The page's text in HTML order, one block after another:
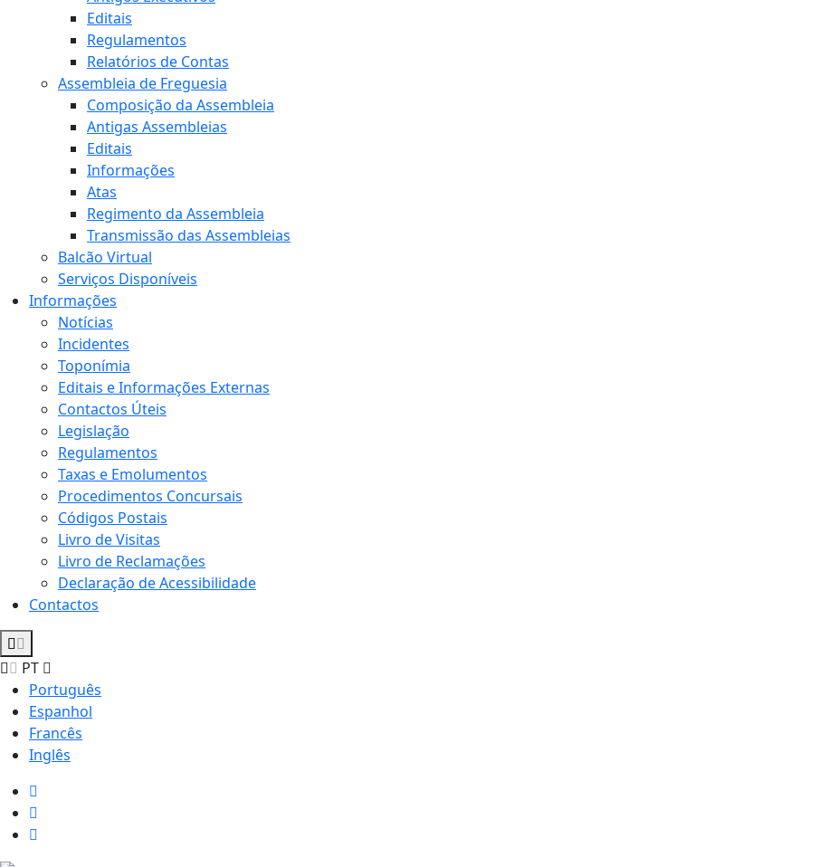
Editais
Regulamentos
Relatórios de Contas
Assembleia de Freguesia
Composição da Assembleia
Antigas Assembleias
Editais
Informações
Atas
Regimento da Assembleia
Transmissão das Assembleias
Balcão Virtual
Serviços Disponíveis
Informações
Notícias
Incidentes
Toponímia
Editais e Informações Externas
Contactos Úteis
Legislação
Regulamentos
Taxas e Emolumentos
Procedimentos Concursais
Códigos Postais
Livro de Visitas
Livro de Reclamações
Declaração de Acessibilidade
Contactos
PT
Português
Espanhol
Francês
Inglês